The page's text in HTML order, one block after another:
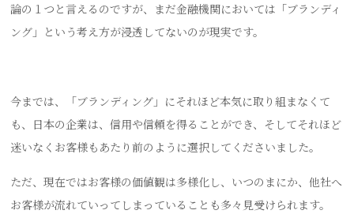
論の１つと言えるのですが、まだ金融機関においては「ブランディ
ング」という考え方が浸透してないのが現実です。
今までは、「ブランディング」にそれほど本気に取り組まなくて
も、日本の企業は、信用や信頼を得ることができ、そしてそれほど
迷いなくお客様もあたり前のように選択してくださいました。
ただ、現在ではお客様の価値観は多様化し、いつのまにか、他社へ
お客様が流れていってしまっていることも多々見受けられます。